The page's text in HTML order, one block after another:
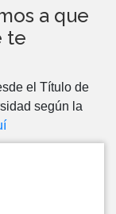
a que
te
el Título de
según la